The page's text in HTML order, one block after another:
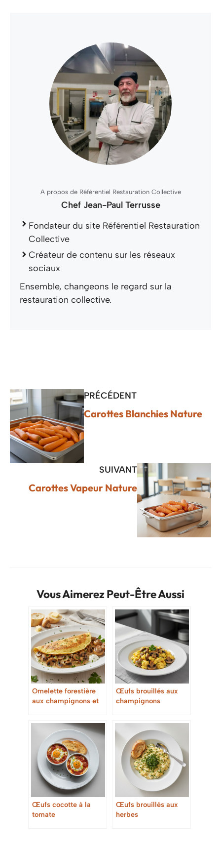
A propos de Référentiel Restauration Collective
Chef Jean-Paul Terrusse
Fondateur du site Référentiel Restauration
Collective
Créateur de contenu sur les réseaux
sociaux
Ensemble, changeons le regard sur la
restauration collective.
PRÉCÉDENT
Carottes Blanchies Nature
SUIVANT
Carottes Vapeur Nature
Vous Aimerez Peut-Être Aussi
Omelette forestière
aux champignons et
Œufs brouillés aux
champignons
Œufs cocotte à la
tomate
Œufs brouillés aux
herbes